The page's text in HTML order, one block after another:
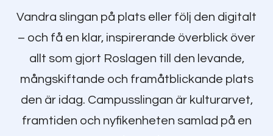
Vandra slingan på plats eller följ den digitalt
– och få en klar, inspirerande överblick över
allt som gjort Roslagen till den levande,
mångskiftande och framåtblickande plats
den är idag. Campusslingan är kulturarvet,
framtiden och nyfikenheten samlad på en